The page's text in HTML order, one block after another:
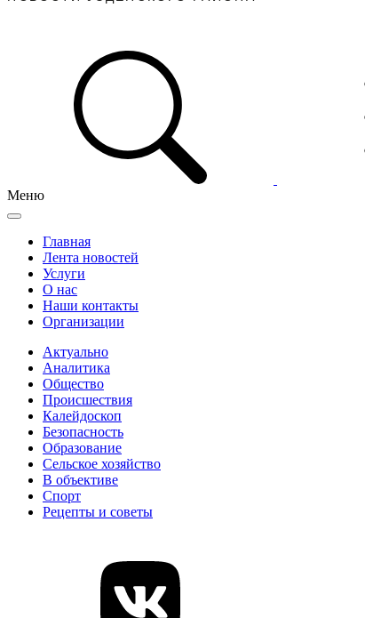
Меню
Главная
Лента новостей
Услуги
О нас
Наши контакты
Организации
Актуально
Аналитика
Общество
Происшествия
Калейдоскоп
Безопасность
Образование
Сельское хозяйство
В объективе
Спорт
Рецепты и советы